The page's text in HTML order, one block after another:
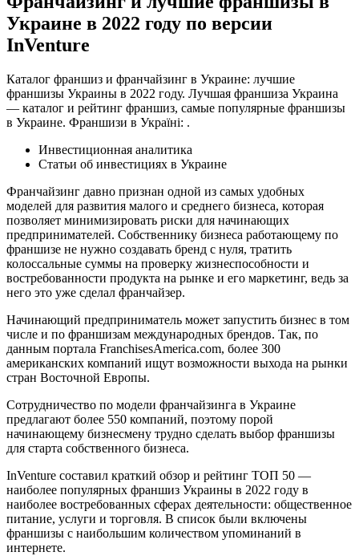
Украине в 2022 году по версии
InVenture
Каталог франшиз и франчайзинг в Украине: лучшие
франшизы Украины в 2022 году. Лучшая франшиза Украина
— каталог и рейтинг франшиз, самые популярные франшизы
в Украине. Франшизи в Україні: .
Инвестиционная аналитика
Статьи об инвестициях в Украине
Франчайзинг давно признан одной из самых удобных
моделей для развития малого и среднего бизнеса, которая
позволяет минимизировать риски для начинающих
предпринимателей. Собственнику бизнеса работающему по
франшизе не нужно создавать бренд с нуля, тратить
колоссальные суммы на проверку жизнеспособности и
востребованности продукта на рынке и его маркетинг, ведь за
него это уже сделал франчайзер.
Начинающий предприниматель может запустить бизнес в том
числе и по франшизам международных брендов. Так, по
данным портала FranchisesAmerica.com, более 300
американских компаний ищут возможности выхода на рынки
стран Восточной Европы.
Cотрудничество по модели франчайзинга в Украине
предлагают более 550 компаний, поэтому порой
начинающему бизнесмену трудно сделать выбор франшизы
для старта собственного бизнеса.
InVenture составил краткий обзор и рейтинг ТОП 50 —
наиболее популярных франшиз Украины в 2022 году в
наиболее востребованных сферах деятельности: общественное
питание, услуги и торговля. В список были включены
франшизы с наибольшим количеством упоминаний в
интернете.